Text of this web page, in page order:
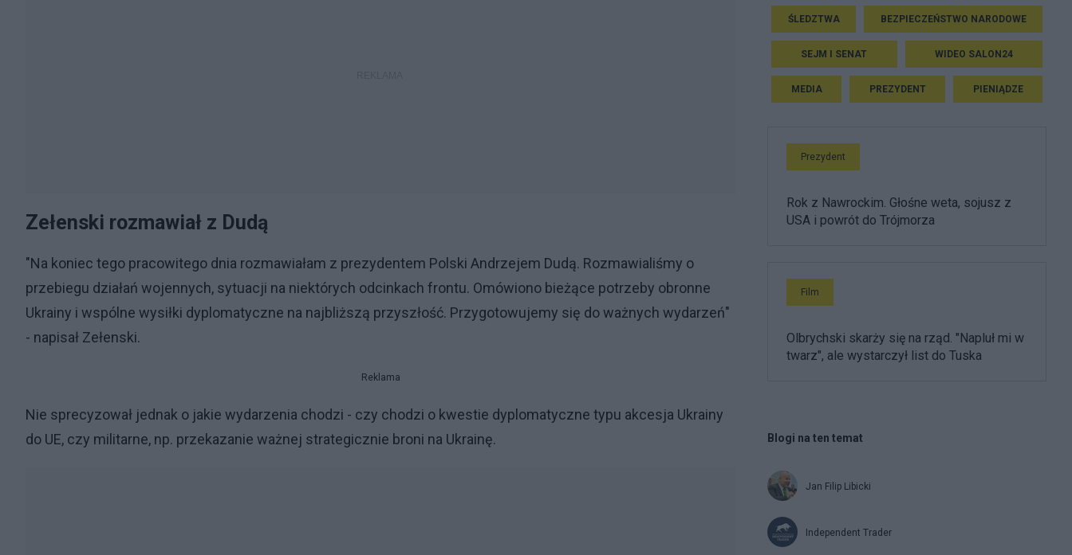
Zełenski rozmawiał z Dudą
"Na koniec tego pracowitego dnia rozmawiałam z prezydentem Polski Andrzejem Dudą. Rozmawialiśmy o
przebiegu działań wojennych, sytuacji na niektórych odcinkach frontu. Omówiono bieżące potrzeby obronne
Ukrainy i wspólne wysiłki dyplomatyczne na najbliższą przyszłość. Przygotowujemy się do ważnych wydarzeń"
- napisał Zełenski.
Reklama
Nie sprecyzował jednak o jakie wydarzenia chodzi - czy chodzi o kwestie dyplomatyczne typu akcesja Ukrainy
do UE, czy militarne, np. przekazanie ważnej strategicznie broni na Ukrainę.
ŚLEDZTWA BEZPIECZEŃSTWO NARODOWE
SEJM I SENAT WIDEO SALON24
MEDIA PREZYDENT PIENIĄDZE
Prezydent
Rok z Nawrockim. Głośne weta, sojusz z
USA i powrót do Trójmorza
Film
Olbrychski skarży się na rząd. "Napluł mi w
twarz", ale wystarczył list do Tuska
Blogi na ten temat
Jan Filip Libicki
Independent Trader